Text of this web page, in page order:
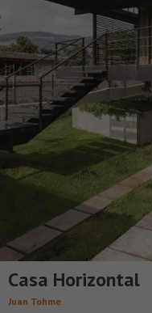
Casa Horizontal
Juan Tohme